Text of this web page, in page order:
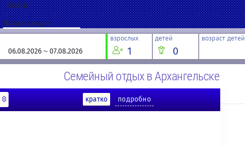
Войти
Вход в аккаунт
Если у вас нет данных для входа,
взрослых
1
детей
0
возраст детей
Семейный отдых в Архангельске
кратко подробно